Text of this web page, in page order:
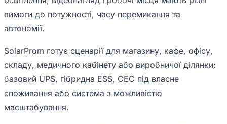
вимоги до потужності, часу перемикання та
автономії.
SolarProm готує сценарії для магазину, кафе, офісу,
складу, медичного кабінету або виробничої ділянки:
базовий UPS, гібридна ESS, СЕС під власне
споживання або система з можливістю
масштабування.